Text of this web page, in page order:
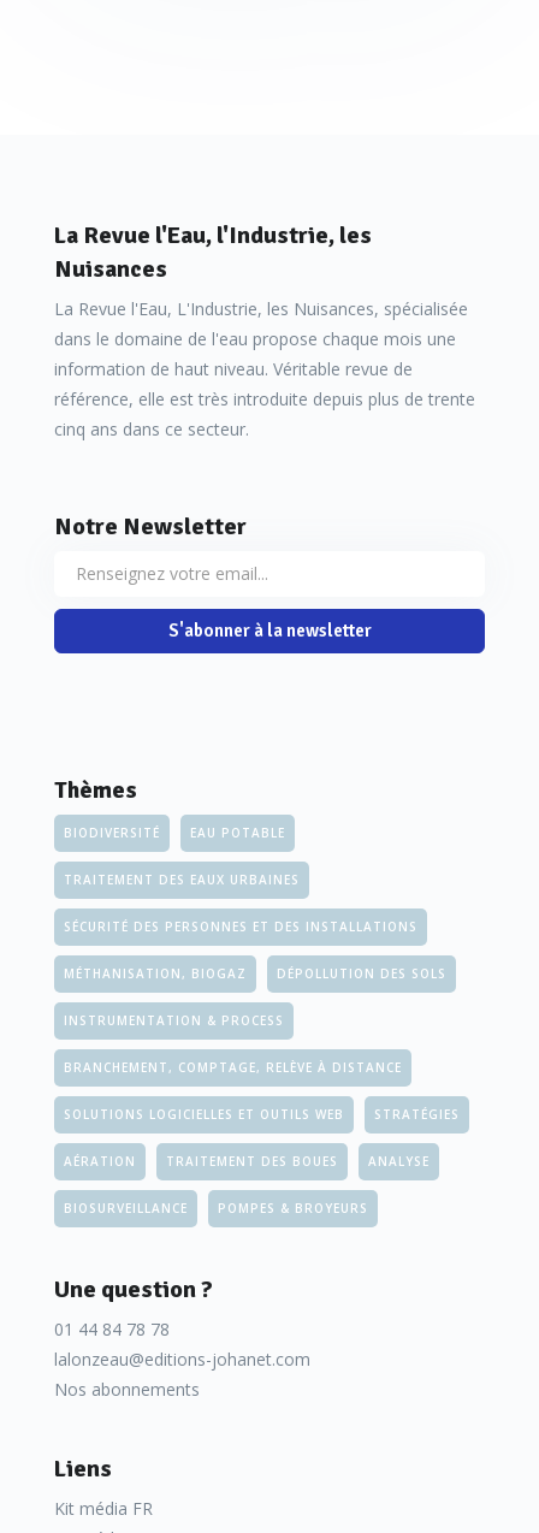
La Revue l'Eau, l'Industrie, les
Nuisances
La Revue l'Eau, L'Industrie, les Nuisances, spécialisée
dans le domaine de l'eau propose chaque mois une
information de haut niveau. Véritable revue de
référence, elle est très introduite depuis plus de trente
cinq ans dans ce secteur.
Notre Newsletter
S'abonner à la newsletter
Thèmes
BIODIVERSITÉ EAU POTABLE
TRAITEMENT DES EAUX URBAINES
SÉCURITÉ DES PERSONNES ET DES INSTALLATIONS
MÉTHANISATION, BIOGAZ DÉPOLLUTION DES SOLS
INSTRUMENTATION & PROCESS
BRANCHEMENT, COMPTAGE, RELÈVE À DISTANCE
SOLUTIONS LOGICIELLES ET OUTILS WEB STRATÉGIES
AÉRATION TRAITEMENT DES BOUES ANALYSE
BIOSURVEILLANCE POMPES & BROYEURS
Une question ?
01 44 84 78 78
lalonzeau@editions-johanet.com
Nos abonnements
Liens
Kit média FR